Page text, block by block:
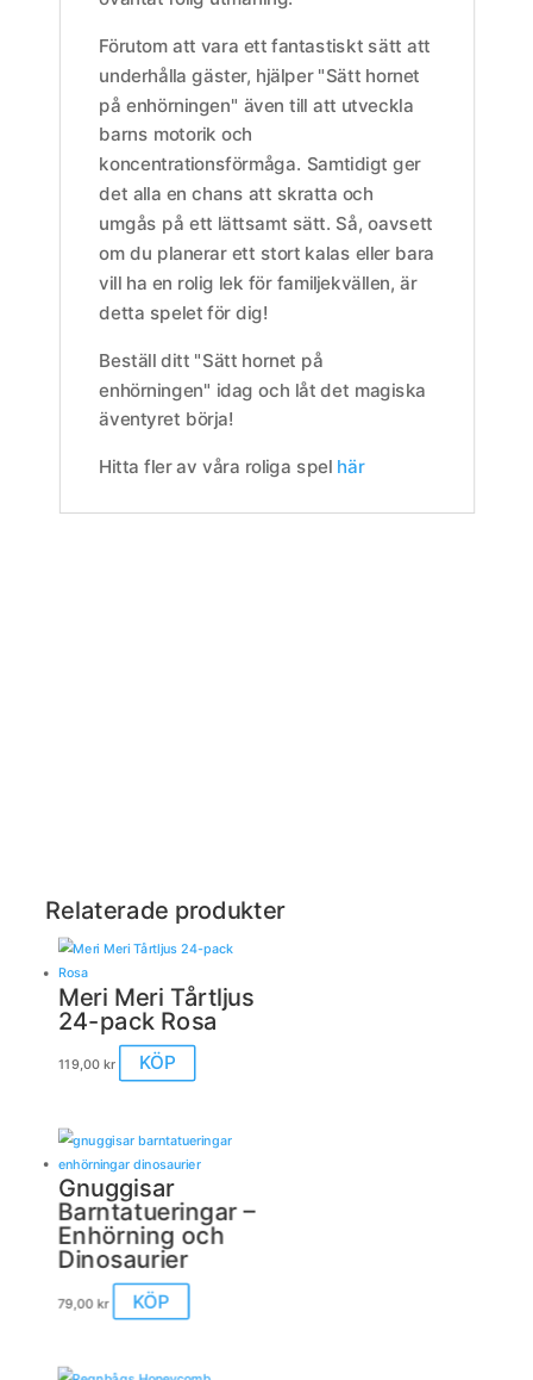
Förutom att vara ett fantastiskt sätt att
underhålla gäster, hjälper "Sätt hornet
på enhörningen" även till att utveckla
barns motorik och
koncentrationsförmåga. Samtidigt ger
det alla en chans att skratta och
umgås på ett lättsamt sätt. Så, oavsett
om du planerar ett stort kalas eller bara
vill ha en rolig lek för familjekvällen, är
detta spelet för dig!
Beställ ditt "Sätt hornet på
enhörningen" idag och låt det magiska
äventyret börja!
Hitta fler av våra roliga spel här
Relaterade produkter
Meri Meri Tårtljus
24-pack Rosa
119,00 kr KÖP
Gnuggisar
Barntatueringar –
Enhörning och
Dinosaurier
79,00 kr KÖP
här